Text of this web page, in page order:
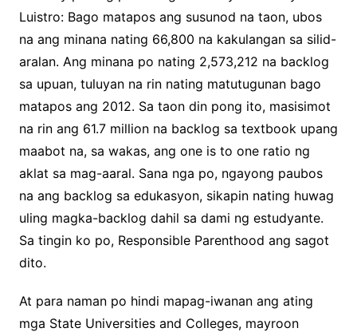
Luistro: Bago matapos ang susunod na taon, ubos
na ang minana nating 66,800 na kakulangan sa silid-
aralan. Ang minana po nating 2,573,212 na backlog
sa upuan, tuluyan na rin nating matutugunan bago
matapos ang 2012. Sa taon din pong ito, masisimot
na rin ang 61.7 million na backlog sa textbook upang
maabot na, sa wakas, ang one is to one ratio ng
aklat sa mag-aaral. Sana nga po, ngayong paubos
na ang backlog sa edukasyon, sikapin nating huwag
uling magka-backlog dahil sa dami ng estudyante.
Sa tingin ko po, Responsible Parenthood ang sagot
dito.
At para naman po hindi mapag-iwanan ang ating
mga State Universities and Colleges, mayroon